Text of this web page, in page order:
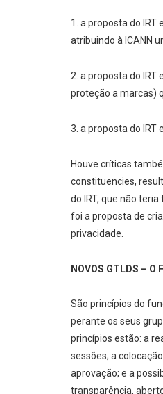
1. a proposta do
atribuindo à ICANN
2. a proposta do IRT
proteção a marcas)
3. a proposta do IRT
Houve críticas
constituencies,
do IRT, que não
foi a proposta de
privacidade.
NOVOS GTLDS – O
São princípios do
perante os seus
princípios estão: a
sessões; a
aprovação; e a
transparência,